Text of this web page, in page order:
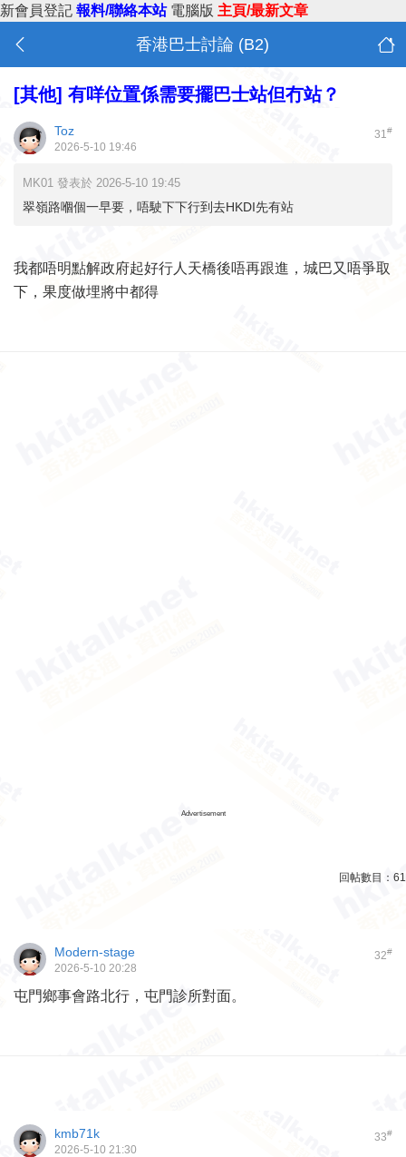
新會員登記 報料/聯絡本站 電腦版 主頁/最新文章
香港巴士討論 (B2)
[其他] 有咩位置係需要擺巴士站但冇站？
31#
Toz
2026-5-10 19:46
MK01 發表於 2026-5-10 19:45
翠嶺路嗰個一早要，唔駛下下行到去HKDI先有站
我都唔明點解政府起好行人天橋後唔再跟進，城巴又唔爭取
下，果度做埋將中都得
Advertisement
回帖數目： 61
32#
Modern-stage
2026-5-10 20:28
屯門鄉事會路北行，屯門診所對面。
33#
kmb71k
2026-5-10 21:30